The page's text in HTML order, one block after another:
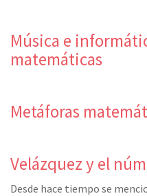
Música e
matemáticas
Metáforas
Velázquez y el
Desde hace tiempo se